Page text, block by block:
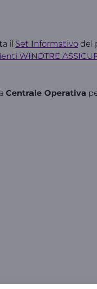
il Set Informativo del
WINDTRE
Centrale Operativa